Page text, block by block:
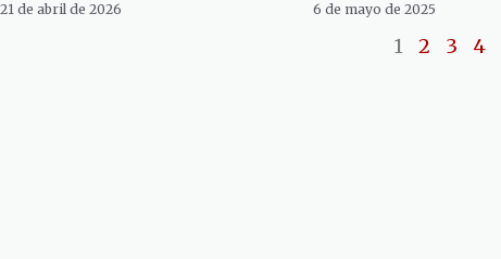
21 de abril de 2026 6 de mayo de 2025
1 2 3 4